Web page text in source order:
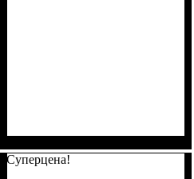
Суперцена!